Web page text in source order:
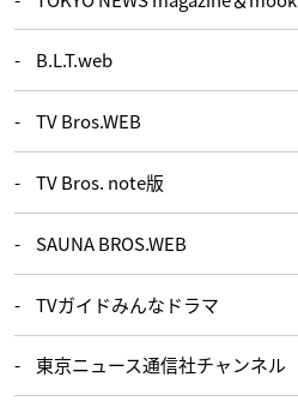
B.L.T.web
TV Bros.WEB
TV Bros. note版
SAUNA BROS.WEB
TVガイドみんなドラマ
東京ニュース通信社チャンネル